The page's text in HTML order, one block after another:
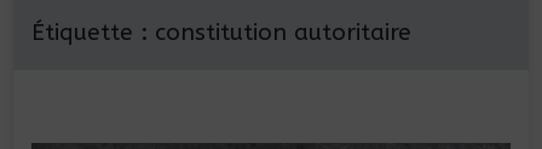
Étiquette : constitution autoritaire